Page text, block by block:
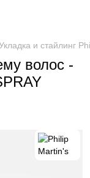
и стайлинг
волос -